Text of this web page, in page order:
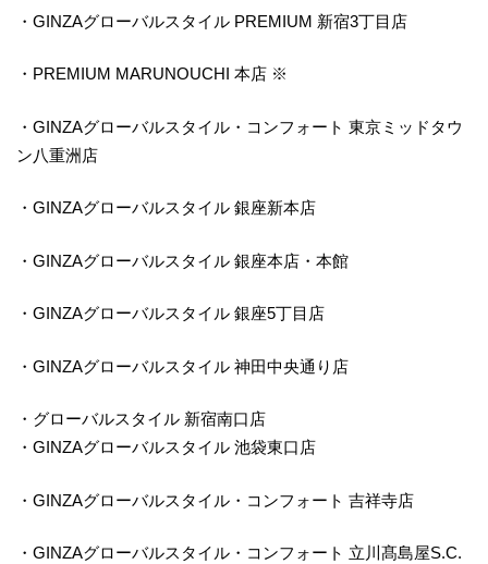
・GINZAグローバルスタイル PREMIUM 新宿3丁目店
・PREMIUM MARUNOUCHI 本店 ※
・GINZAグローバルスタイル・コンフォート 東京ミッドタウ
ン八重洲店
・GINZAグローバルスタイル 銀座新本店
・GINZAグローバルスタイル 銀座本店・本館
・GINZAグローバルスタイル 銀座5丁目店
・GINZAグローバルスタイル 神田中央通り店
・グローバルスタイル 新宿南口店
・GINZAグローバルスタイル 池袋東口店
・GINZAグローバルスタイル・コンフォート 吉祥寺店
・GINZAグローバルスタイル・コンフォート 立川髙島屋S.C.